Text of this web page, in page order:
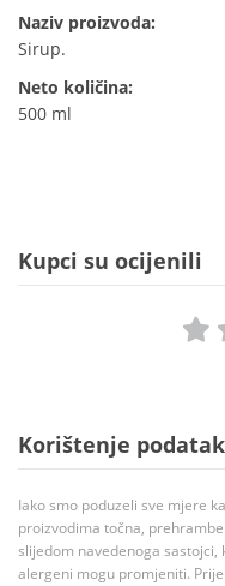
Naziv proizvoda:
Sirup.
Neto količina:
500 ml
Kupci su ocijenili
Korištenje
Iako smo poduzeli sve mjere
proizvodima točna,
slijedom navedenoga
alergeni mogu promjeniti.